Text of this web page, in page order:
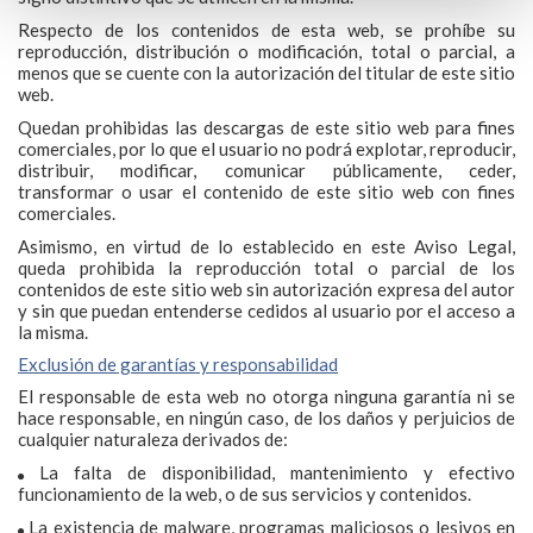
Respecto de los contenidos de esta web, se prohíbe su
reproducción, distribución o modificación, total o parcial, a
menos que se cuente con la autorización del titular de este sitio
web.
Quedan prohibidas las descargas de este sitio web para fines
comerciales, por lo que el usuario no podrá explotar, reproducir,
distribuir, modificar, comunicar públicamente, ceder,
transformar o usar el contenido de este sitio web con fines
comerciales.
Asimismo, en virtud de lo establecido en este Aviso Legal,
queda prohibida la reproducción total o parcial de los
contenidos de este sitio web sin autorización expresa del autor
y sin que puedan entenderse cedidos al usuario por el acceso a
la misma.
Exclusión de garantías y responsabilidad
El responsable de esta web no otorga ninguna garantía ni se
hace responsable, en ningún caso, de los daños y perjuicios de
cualquier naturaleza derivados de:
La falta de disponibilidad, mantenimiento y efectivo
funcionamiento de la web, o de sus servicios y contenidos.
La existencia de malware, programas maliciosos o lesivos en